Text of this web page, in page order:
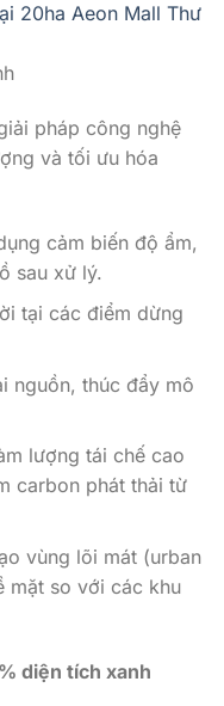
20ha Aeon Mall Thư
pháp công nghệ
và tối ưu hóa
cảm biến độ ẩm,
sau xử lý.
tại các điểm dừng
nguồn, thúc đẩy mô
lượng tái chế cao
carbon phát thải từ
vùng lõi mát (urban
mặt so với các khu
diện tích xanh